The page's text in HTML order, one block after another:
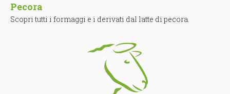
Pecora
Scopri tutti i formaggi e i derivati dal latte di pecora.